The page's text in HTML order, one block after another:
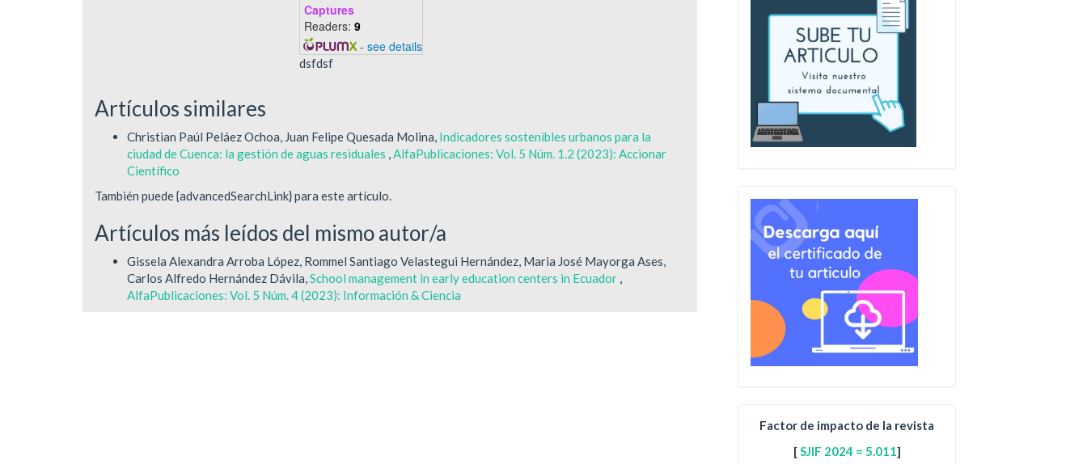
Captures
Readers:9
- see details
dsfdsf
Artículos similares
Christian Paúl Peláez Ochoa, Juan Felipe Quesada Molina, Indicadores sostenibles urbanos para la
ciudad de Cuenca: la gestión de aguas residuales ,AlfaPublicaciones: Vol. 5 Núm. 1.2 (2023): Accionar
Científico
También puede {advancedSearchLink} para este artículo.
Artículos más leídos del mismo autor/a
Gissela Alexandra Arroba López, Rommel Santiago Velastegui Hernández, Maria José Mayorga Ases,
Carlos Alfredo Hernández Dávila,School management in early education centers in Ecuador ,
AlfaPublicaciones: Vol. 5 Núm. 4 (2023): Información & Ciencia
Factor de impacto de la revista
[ SJIF 2024 = 5.011]